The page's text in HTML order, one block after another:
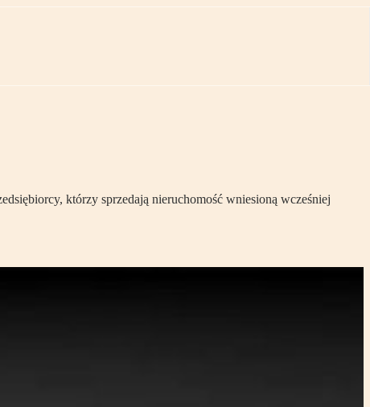
którzy sprzedają nieruchomość wniesioną wcześniej